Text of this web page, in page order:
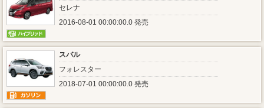
セレナ
2016-08-01 00:00:00.0 発売
スバル
フォレスター
2018-07-01 00:00:00.0 発売